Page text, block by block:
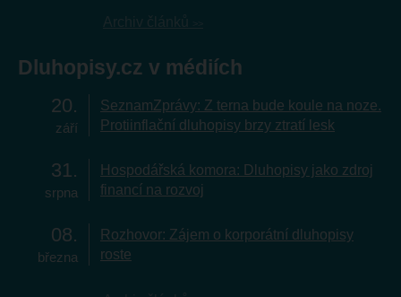
Dluhopisy.cz v médiích
20
září
SeznamZprávy: Z terna bude koule na noze.
Protiinflační dluhopisy brzy ztratí lesk
31
srpna
Hospodářská komora: Dluhopisy jako zdroj
financí na rozvoj
08
března
Rozhovor: Zájem o korporátní dluhopisy
roste